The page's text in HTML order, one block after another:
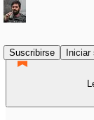
Suscribirse